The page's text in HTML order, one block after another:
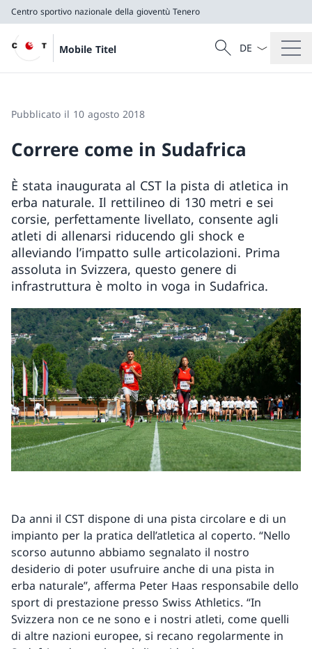
Centro sportivo nazionale della gioventù Tenero
Mobile Titel
Cercare
Ricerca
Dal menu a
Pubblicato il 10 agosto 2018
Correre come in Sudafrica
È stata inaugurata al CST la pista di atletica in
erba naturale. Il rettilineo di 130 metri e sei
corsie, perfettamente livellato, consente agli
atleti di allenarsi riducendo gli shock e
alleviando l’impatto sulle articolazioni. Prima
assoluta in Svizzera, questo genere di
infrastruttura è molto in voga in Sudafrica.
Da anni il CST dispone di una pista circolare e di un
impianto per la pratica dell’atletica al coperto. “Nello
scorso autunno abbiamo segnalato il nostro
desiderio di poter usufruire anche di una pista in
erba naturale”, afferma Peter Haas responsabile dello
sport di prestazione presso Swiss Athletics. “In
Svizzera non ce ne sono e i nostri atleti, come quelli
di altre nazioni europee, si recano regolarmente in